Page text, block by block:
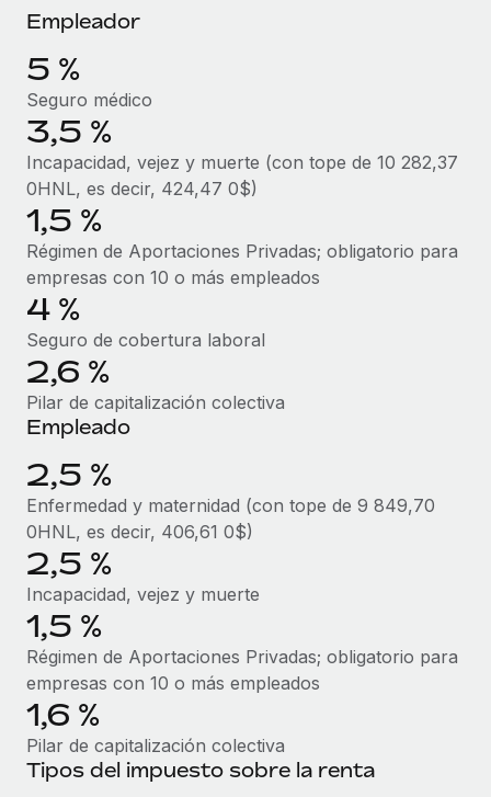
Pregunta a un experto
y cumplimiento normativo.
Comprobaciones de antecedentes
Simplifica los procesos de cribado de candidatos.
Cumplimiento normativo
Adelántate a los riesgos de cumplimiento
normativo.
Gestión de dispositivos
Proporciona dispositivos tecnológicos y contrólalos
en todo el mundo.
Apertura de entidades
Abre entidades conforme a la legalidad enseguida.
Movilidad y reubicación
Reubica a los empleados con facilidad.
Prestaciones
Gestiona las prestaciones de los empleados sin
complicaciones.
CASOS PRÁCTICOS
Consulta todos los recursos
BLOG
Nómina global
EOR y PEO
Contractor Management
Impuestos
Explora el blog
BLOG
Novedades de producto de Remote:
Integraciones con Gusto y Xero y Contractor
Management Plus
La misión de Remote sigue siendo ayudar a empresas de
todos los tamaños a contratar, gestionar y...
Más información
Pento se convierte en un empleador equitativo
con Remote
Gestionar las nóminas internamente es complicado. Tardas
Más información
Empleador
5 %
Seguro médico
3,5 %
Incapacidad, vejez y muerte (con tope de 10 282,37
0HNL, es decir, 424,47 0$)
1,5 %
Régimen de Aportaciones Privadas; obligatorio para
empresas con 10 o más empleados
4 %
Seguro de cobertura laboral
2,6 %
Pilar de capitalización colectiva
Empleado
2,5 %
Enfermedad y maternidad (con tope de 9 849,70
0HNL, es decir, 406,61 0$)
2,5 %
Incapacidad, vejez y muerte
1,5 %
Régimen de Aportaciones Privadas; obligatorio para
empresas con 10 o más empleados
1,6 %
Pilar de capitalización colectiva
Tipos del impuesto sobre la renta